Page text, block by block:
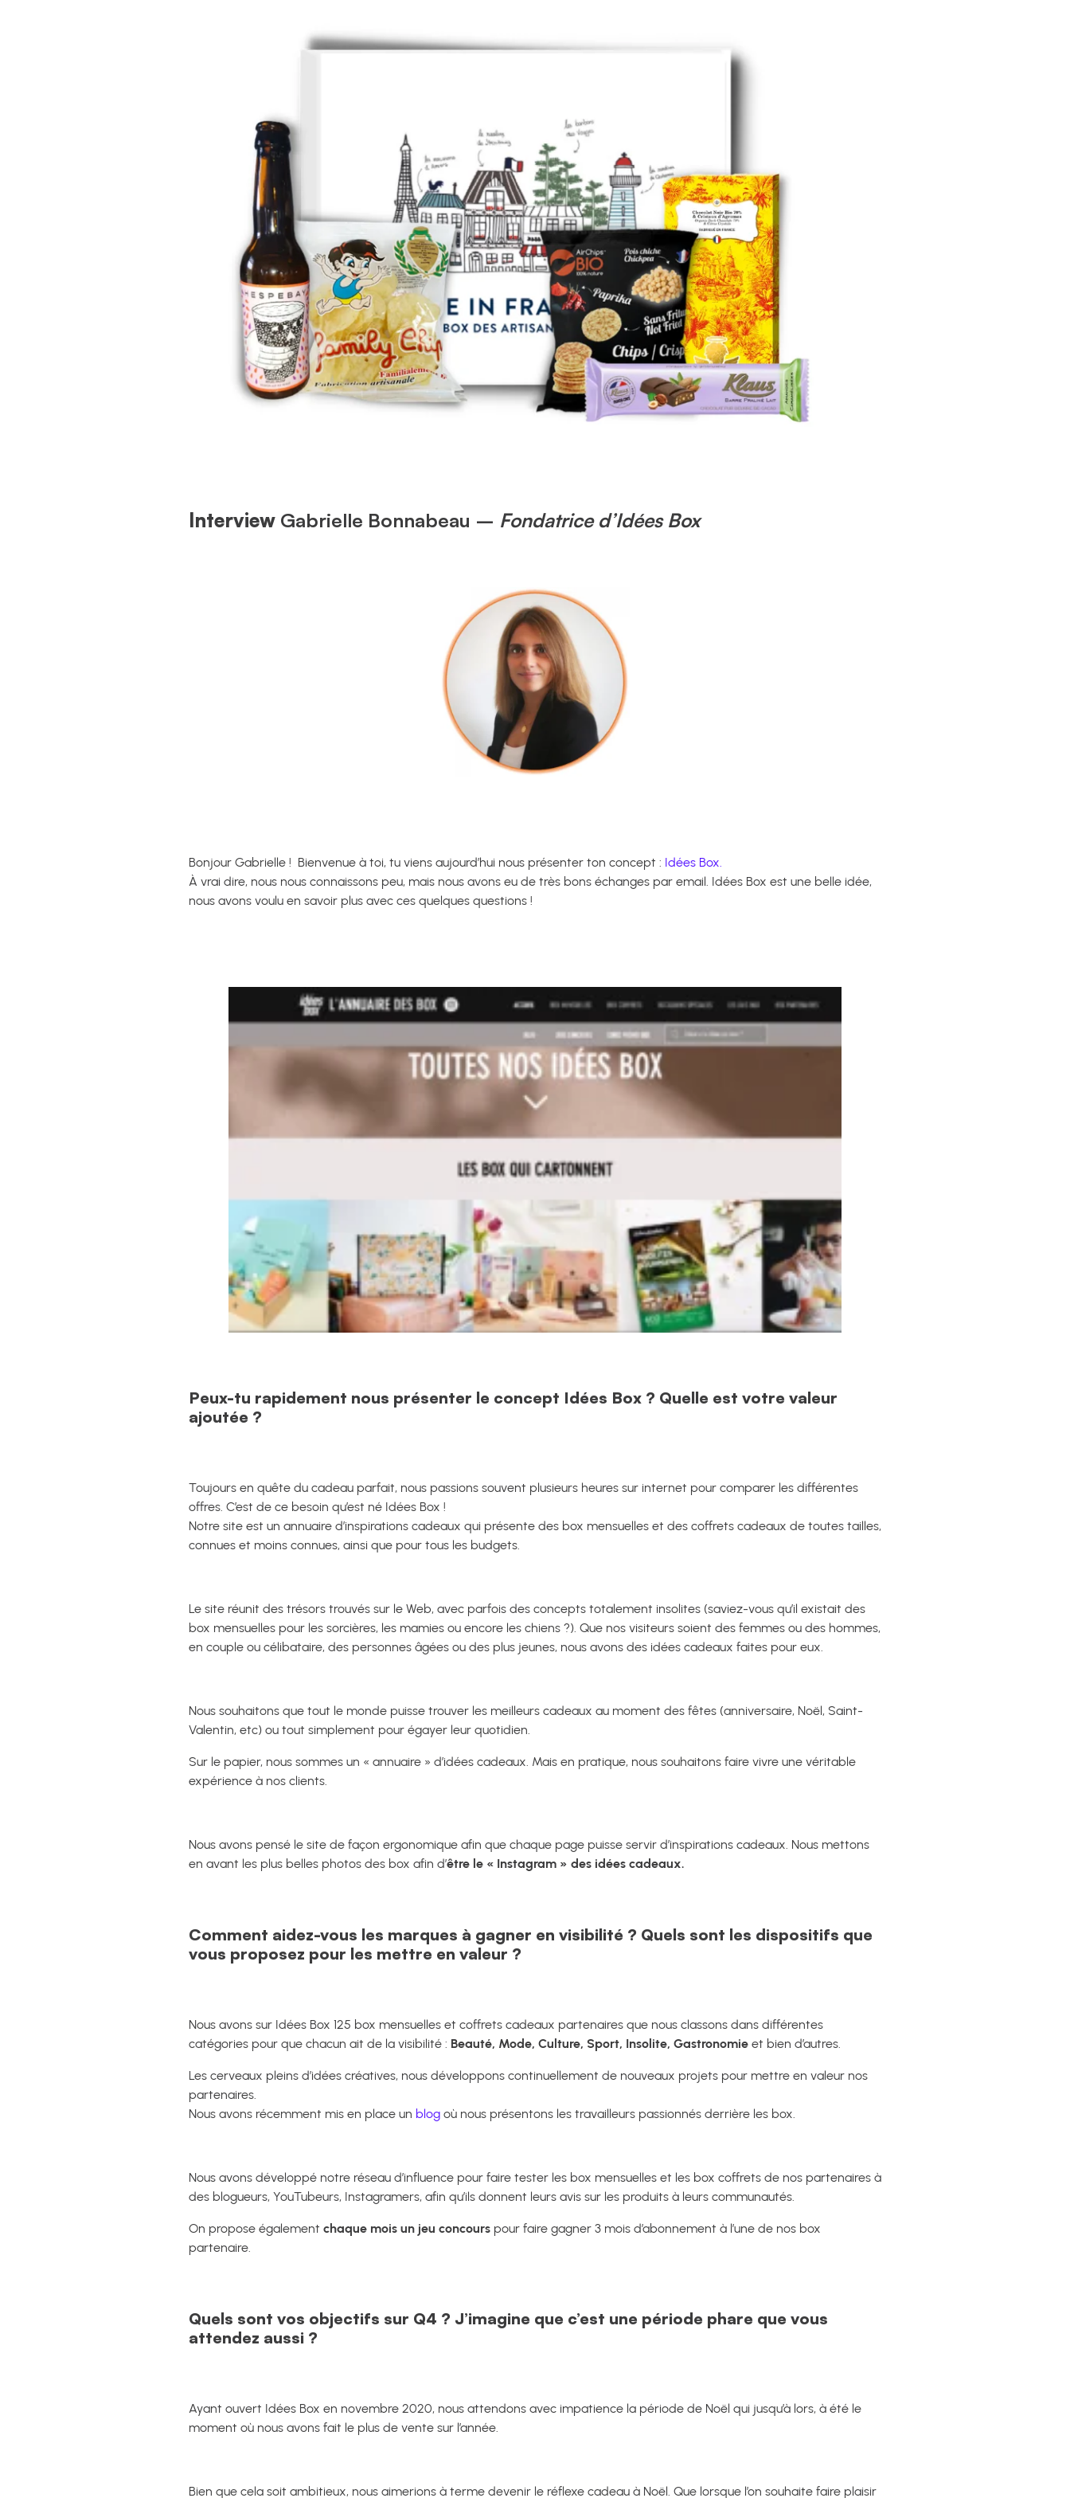
Interview Gabrielle Bonnabeau – Fondatrice d’Idées Box
Bonjour Gabrielle ! Bienvenue à toi, tu viens aujourd’hui nous présenter ton concept : Idées Box.
À vrai dire, nous nous connaissons peu, mais nous avons eu de très bons échanges par email. Idées Box est une belle idée,
nous avons voulu en savoir plus avec ces quelques questions !
Peux-tu rapidement nous présenter le concept Idées Box ? Quelle est votre valeur
ajoutée ?
Toujours en quête du cadeau parfait, nous passions souvent plusieurs heures sur internet pour comparer les différentes
offres. C’est de ce besoin qu’est né Idées Box !
Notre site est un annuaire d’inspirations cadeaux qui présente des box mensuelles et des coffrets cadeaux de toutes tailles,
connues et moins connues, ainsi que pour tous les budgets.
Le site réunit des trésors trouvés sur le Web, avec parfois des concepts totalement insolites (saviez-vous qu’il existait des
box mensuelles pour les sorcières, les mamies ou encore les chiens ?). Que nos visiteurs soient des femmes ou des hommes,
en couple ou célibataire, des personnes âgées ou des plus jeunes, nous avons des idées cadeaux faites pour eux.
Nous souhaitons que tout le monde puisse trouver les meilleurs cadeaux au moment des fêtes (anniversaire, Noël, Saint-
Valentin, etc) ou tout simplement pour égayer leur quotidien.
Sur le papier, nous sommes un « annuaire » d’idées cadeaux. Mais en pratique, nous souhaitons faire vivre une véritable
expérience à nos clients.
Nous avons pensé le site de façon ergonomique afin que chaque page puisse servir d’inspirations cadeaux. Nous mettons
en avant les plus belles photos des box afin d’être le « Instagram » des idées cadeaux.
Comment aidez-vous les marques à gagner en visibilité ? Quels sont les dispositifs que
vous proposez pour les mettre en valeur ?
Nous avons sur Idées Box 125 box mensuelles et coffrets cadeaux partenaires que nous classons dans différentes
catégories pour que chacun ait de la visibilité : Beauté, Mode, Culture, Sport, Insolite, Gastronomie et bien d’autres.
Les cerveaux pleins d’idées créatives, nous développons continuellement de nouveaux projets pour mettre en valeur nos
partenaires.
Nous avons récemment mis en place un blog où nous présentons les travailleurs passionnés derrière les box.
Nous avons développé notre réseau d’influence pour faire tester les box mensuelles et les box coffrets de nos partenaires à
des blogueurs, YouTubeurs, Instagramers, afin qu’ils donnent leurs avis sur les produits à leurs communautés.
On propose également chaque mois un jeu concours pour faire gagner 3 mois d’abonnement à l’une de nos box
partenaire.
Quels sont vos objectifs sur Q4 ? J’imagine que c’est une période phare que vous
attendez aussi ?
Ayant ouvert Idées Box en novembre 2020, nous attendons avec impatience la période de Noël qui jusqu’à lors, à été le
moment où nous avons fait le plus de vente sur l’année.
Bien que cela soit ambitieux, nous aimerions à terme devenir le réflexe cadeau à Noël. Que lorsque l’on souhaite faire plaisir